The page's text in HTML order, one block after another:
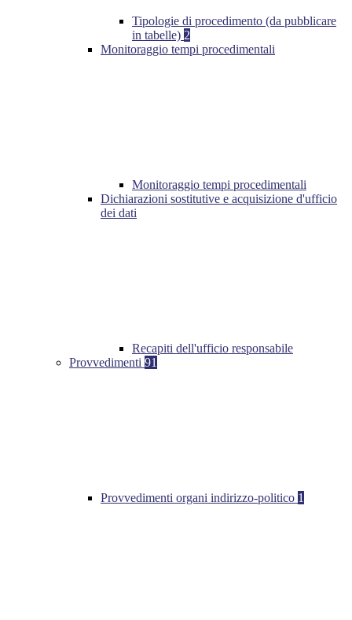
Tipologie di procedimento (da pubblicare
in tabelle) 2
Monitoraggio tempi procedimentali
Monitoraggio tempi procedimentali
Dichiarazioni sostitutive e acquisizione d'ufficio
dei dati
Recapiti dell'ufficio responsabile
Provvedimenti 91
Provvedimenti organi indirizzo-politico 1